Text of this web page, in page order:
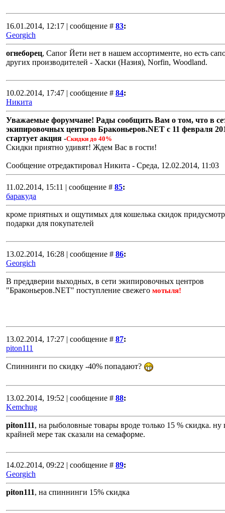
16.01.2014, 12:17 | сообщение # 83:
Georgich
огнеборец, Сапог Йети нет в нашем ассортименте, но есть
других производителей - Хаски (Назия), Norfin, Woodland.
10.02.2014, 17:47 | сообщение # 84:
Никита
Уважаемые форумчане! Рады сообщить Вам о том, что в
экипировочных центров Браконьеров.NET с 11 февраля
стартует акция -Скидки до 40%
Скидки приятно удивят! Ждем Вас в гости!
Сообщение отредактировал Никита - Среда, 12.02.2014, 11:03
11.02.2014, 15:11 | сообщение # 85:
баракуда
кроме приятных и ощутимых для кошелька скидок
подарки для покупателей
13.02.2014, 16:28 | сообщение # 86:
Georgich
В преддверии выходных, в сети экипировочных центров
"Браконьеров.NET" поступление свежего мотыля!
13.02.2014, 17:27 | сообщение # 87:
piton111
Спиннинги по скидку -40% попадают?
13.02.2014, 19:52 | сообщение # 88:
Kemchug
piton111, на рыболовные товары вроде только 15 % скидка. ну
крайней мере так сказали на семаформе.
14.02.2014, 09:22 | сообщение # 89:
Georgich
piton111, на спиннинги 15% скидка